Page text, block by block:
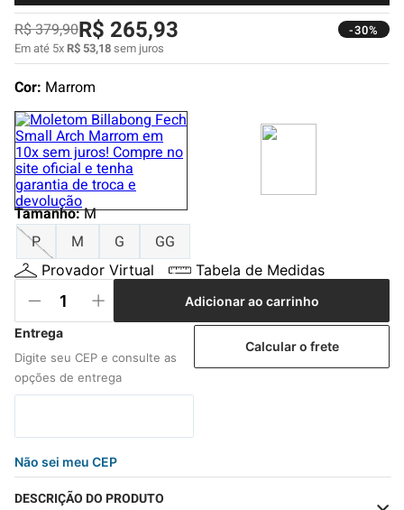
R$379,90R$ 265,93
Em até 5xR$ 53,18sem juros
-30%
Cor: Marrom
Tamanho:M
P
M G GG
Provador Virtual Tabela de Medidas
Adicionar ao carrinho
Não sei meu CEP
Calcular o frete
DESCRIÇÃO DO PRODUTO
4º
boardshort
5º
camiseta
6º
bermuda
8º
carteira
9º
mochila
10º chinelo